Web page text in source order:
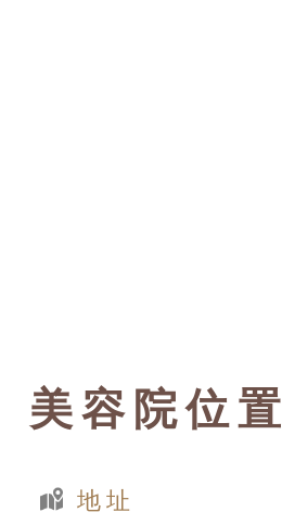
美容院位置
地址